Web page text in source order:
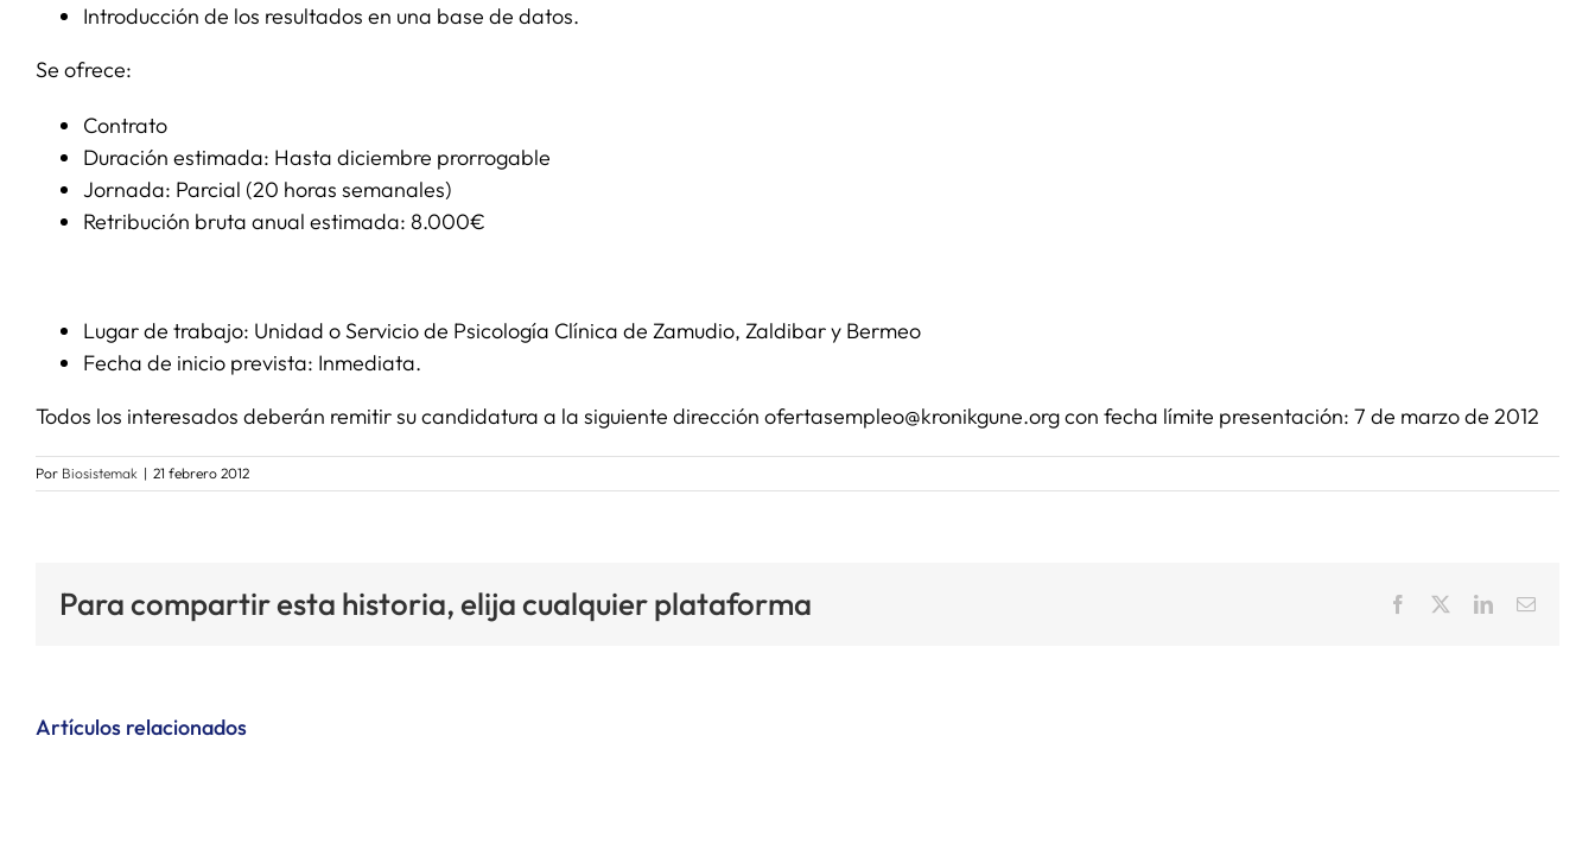
Introducción de los resultados en una base de datos.
Se ofrece:
Contrato
Duración estimada: Hasta diciembre prorrogable
Jornada: Parcial (20 horas semanales)
Retribución bruta anual estimada: 8.000€
Lugar de trabajo: Unidad o Servicio de Psicología Clínica de Zamudio, Zaldibar y Bermeo
Fecha de inicio prevista: Inmediata.
Todos los interesados deberán remitir su candidatura a la siguiente dirección ofertasempleo@kronikgune.org con fecha límite presentación: 7 de marzo de 2012
Por Biosistemak | 21 febrero 2012
Para compartir esta historia, elija cualquier plataforma Facebook LinkedInCorreo
Artículos relacionados